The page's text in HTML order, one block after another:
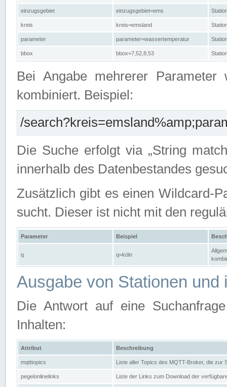
einzugsgebiet einzugsgebiet=ems
kreis kreis=emsland
parameter parameter=wassertemperatur
bbox bbox=7,52,8,53
Bei Angabe mehrerer Parameter
kombiniert. Beispiel:
/
Die Suche erfolgt via „String
innerhalb des Datenbestandes
Zusätzlich gibt es einen Wildcard-
sucht. Dieser ist nicht mit den
Parameter Beispiel
q q=köln
Ausgabe von Stationen und
Die Antwort auf eine
Inhalten:
Attribut Beschreibung
mqtttopics Liste aller Topics des MQTT-Broker, die zur
pegelonlinelinks Liste der Links zum Download der